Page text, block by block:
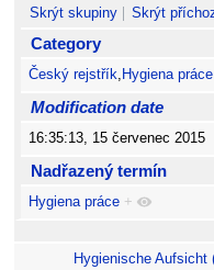
navigaci
vyhledávání
Skrýt skupiny Skrýt
Category
Český rejstřík, Hygiena práce
Modification date
16:35:13, 15 červenec 2015
Nadřazený termín
Hygiena práce +
Hygienische Aufsicht